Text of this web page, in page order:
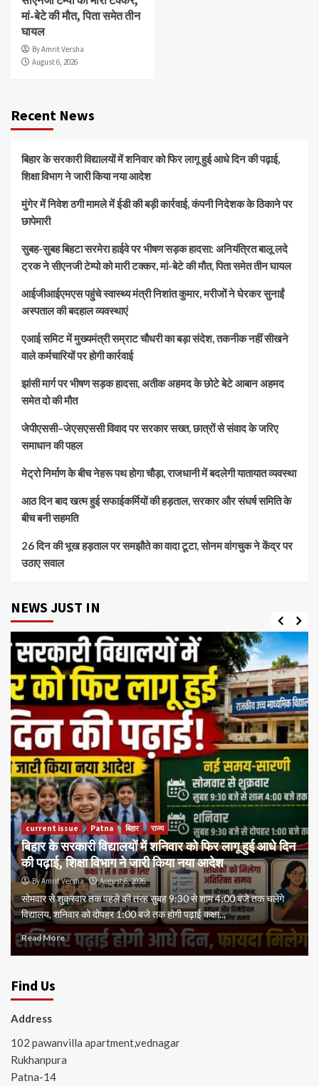
मां-बेटे की मौत, पिता समेत तीन
घायल
By Amrit Versha
August 6, 2026
Recent News
बिहार के सरकारी विद्यालयों में शनिवार को फिर लागू हुई आधे दिन की पढ़ाई,
शिक्षा विभाग ने जारी किया नया आदेश
मुंगेर में निवेश ठगी मामले में ईडी की बड़ी कार्रवाई, कंपनी निदेशक के ठिकाने पर
छापेमारी
सुबह-सुबह बिहटा सरमेरा हाईवे पर भीषण सड़क हादसा: अनियंत्रित बालू लदे
ट्रक ने सीएनजी टेम्पो को मारी टक्कर, मां-बेटे की मौत, पिता समेत तीन घायल
आईजीआईएमएस पहुंचे स्वास्थ्य मंत्री निशांत कुमार, मरीजों ने घेरकर सुनाईं
अस्पताल की बदहाल व्यवस्थाएं
एआई समिट में मुख्यमंत्री सम्राट चौधरी का बड़ा संदेश, तकनीक नहीं सीखने
वाले कर्मचारियों पर होगी कार्रवाई
झांसी मार्ग पर भीषण सड़क हादसा, अतीक अहमद के छोटे बेटे आबान अहमद
समेत दो की मौत
जेपीएससी–जेएसएससी विवाद पर सरकार सख्त, छात्रों से संवाद के जरिए
समाधान की पहल
मेट्रो निर्माण के बीच नेहरू पथ होगा चौड़ा, राजधानी में बदलेगी यातायात व्यवस्था
आठ दिन बाद खत्म हुई सफाईकर्मियों की हड़ताल, सरकार और संघर्ष समिति के
बीच बनी सहमति
26 दिन की भूख हड़ताल पर समझौते का वादा टूटा, सोनम वांगचुक ने केंद्र पर
उठाए सवाल
NEWS JUST IN
current issue Patna बिहार राज्य
बिहार के सरकारी विद्यालयों में शनिवार को फिर लागू हुई आधे दिन
की पढ़ाई, शिक्षा विभाग ने जारी किया नया आदेश
By Amrit Versha August 6, 2026
सोमवार से शुक्रवार तक पहले की तरह सुबह 9:30 से शाम 4:00 बजे तक चलेंगे
विद्यालय, शनिवार को दोपहर 1:00 बजे तक होगी पढ़ाई कक्षा...
Read More
Find Us
Address
102 pawanvilla apartment,vednagar
Rukhanpura
Patna-14